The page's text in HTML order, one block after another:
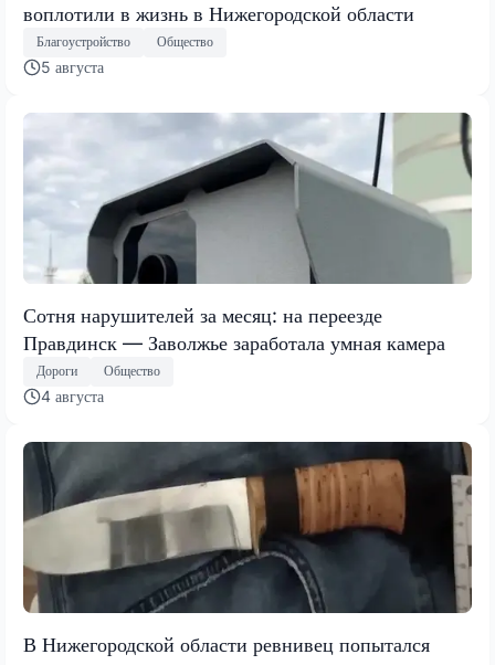
воплотили в жизнь в Нижегородской области
Благоустройство Общество
5 августа
Сотня нарушителей за месяц: на переезде
Правдинск — Заволжье заработала умная камера
Дороги Общество
4 августа
В Нижегородской области ревнивец попытался